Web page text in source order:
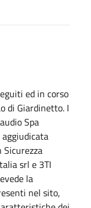
ed in corso
di Giardinetto. I
Spa
aggiudicata
Sicurezza
srl e 3TI
la
nel sito,